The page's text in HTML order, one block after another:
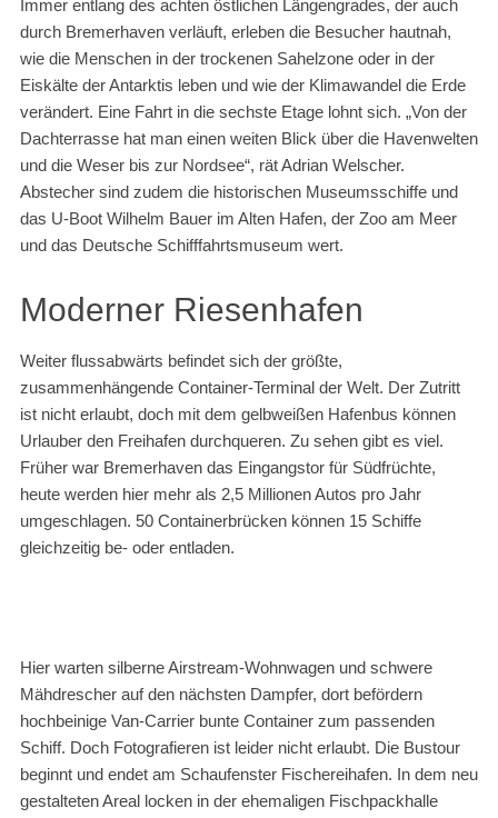
Immer entlang des achten östlichen Längengrades, der auch
durch Bremerhaven verläuft, erleben die Besucher hautnah,
wie die Menschen in der trockenen Sahelzone oder in der
Eiskälte der Antarktis leben und wie der Klimawandel die Erde
verändert. Eine Fahrt in die sechste Etage lohnt sich. „Von der
Dachterrasse hat man einen weiten Blick über die Havenwelten
und die Weser bis zur Nordsee“, rät Adrian Welscher.
Abstecher sind zudem die historischen Museumsschiffe und
das U-Boot Wilhelm Bauer im Alten Hafen, der Zoo am Meer
und das Deutsche Schifffahrtsmuseum wert.
Moderner Riesenhafen
Weiter flussabwärts befindet sich der größte,
zusammenhängende Container-Terminal der Welt. Der Zutritt
ist nicht erlaubt, doch mit dem gelbweißen Hafenbus können
Urlauber den Freihafen durchqueren. Zu sehen gibt es viel.
Früher war Bremerhaven das Eingangstor für Südfrüchte,
heute werden hier mehr als 2,5 Millionen Autos pro Jahr
umgeschlagen. 50 Containerbrücken können 15 Schiffe
gleichzeitig be- oder entladen.
Hier warten silberne Airstream-Wohnwagen und schwere
Mähdrescher auf den nächsten Dampfer, dort befördern
hochbeinige Van-Carrier bunte Container zum passenden
Schiff. Doch Fotografieren ist leider nicht erlaubt. Die Bustour
beginnt und endet am Schaufenster Fischereihafen. In dem neu
gestalteten Areal locken in der ehemaligen Fischpackhalle